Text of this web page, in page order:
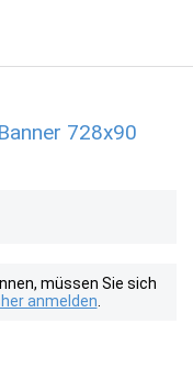
728x90
müssen Sie sich
anmelden